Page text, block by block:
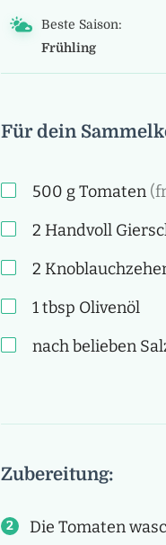
Beste Saison:
Frühling
Für dein
500 gTomaten
2 Handvoll
2
1tbsp Olivenöl
nach belieben
Zubereitung:
Die Tomaten